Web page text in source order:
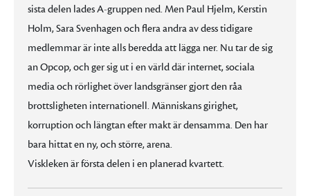
sista delen lades A-gruppen ned. Men Paul Hjelm, Kerstin
Holm, Sara Svenhagen och flera andra av dess tidigare
medlemmar är inte alls beredda att lägga ner. Nu tar de sig
an Opcop, och ger sig ut i en värld där internet, sociala
media och rörlighet över landsgränser gjort den råa
brottsligheten internationell. Människans girighet,
korruption och längtan efter makt är densamma. Den har
bara hittat en ny, och större, arena.
Viskleken är första delen i en planerad kvartett.